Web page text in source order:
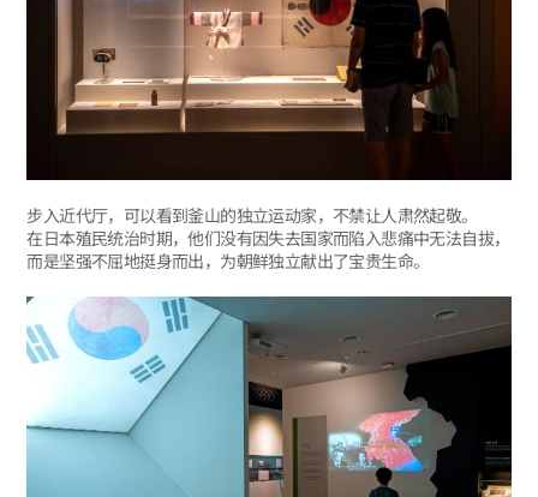
步入近代厅，可以看到釜山的独立运动家，不禁让人肃然起敬。
在日本殖民统治时期，他们没有因失去国家而陷入悲痛中无法自拔，
而是坚强不屈地挺身而出，为朝鲜独立献出了宝贵生命。